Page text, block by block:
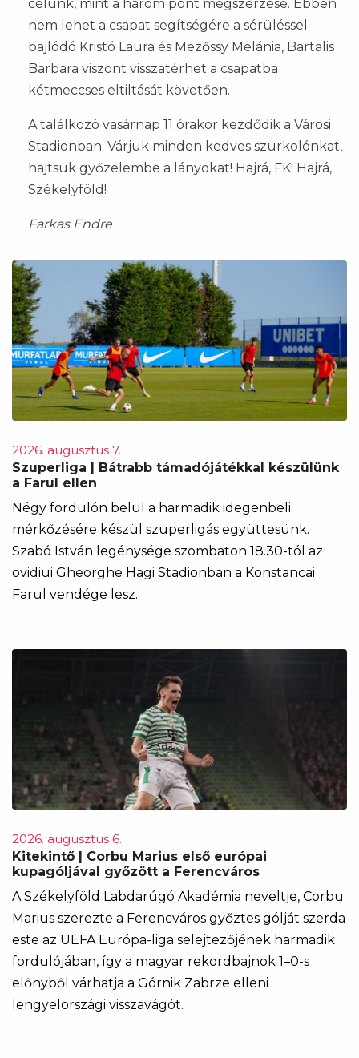
célunk, mint a három pont megszerzése. Ebben
nem lehet a csapat segítségére a sérüléssel
bajlódó Kristó Laura és Mezőssy Melánia, Bartalis
Barbara viszont visszatérhet a csapatba
kétmeccses eltiltását követően.
A találkozó vasárnap 11 órakor kezdődik a Városi
Stadionban. Várjuk minden kedves szurkolónkat,
hajtsuk győzelembe a lányokat! Hajrá, FK! Hajrá,
Székelyföld!
Farkas Endre
2026. augusztus 7.
Szuperliga | Bátrabb támadójátékkal készülünk
a Farul ellen
Négy fordulón belül a harmadik idegenbeli
mérkőzésére készül szuperligás együttesünk.
Szabó István legénysége szombaton 18.30-tól az
ovidiui Gheorghe Hagi Stadionban a Konstancai
Farul vendége lesz.
2026. augusztus 6.
Kitekintő | Corbu Marius első európai
kupagóljával győzött a Ferencváros
A Székelyföld Labdarúgó Akadémia neveltje, Corbu
Marius szerezte a Ferencváros győztes gólját szerda
este az UEFA Európa-liga selejtezőjének harmadik
fordulójában, így a magyar rekordbajnok 1–0-s
előnyből várhatja a Górnik Zabrze elleni
lengyelországi visszavágót.